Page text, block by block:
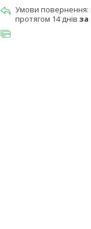
протягом 14 днів за